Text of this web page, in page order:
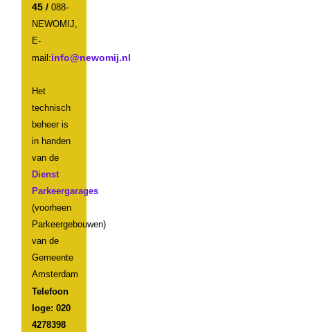
45 /088-
NEWOMIJ,
E-
mail:
Het
technisch
beheer is
in handen
van de
Dienst
Parkeergarages
(voorheen
Parkeergebouwen)
van de
Gemeente
Amsterdam
Telefoon
loge: 020
4278398